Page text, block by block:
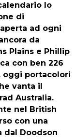
lo
di
ad ogni
da
Plains e Phillip
con ben 226
oggi portacolori
vanta il
Australia.
nel British
con una
dal Doodson